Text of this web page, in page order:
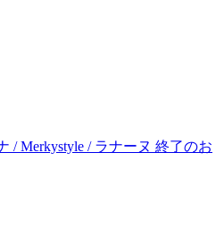
/ Merkystyle / ラナーヌ 終了のお